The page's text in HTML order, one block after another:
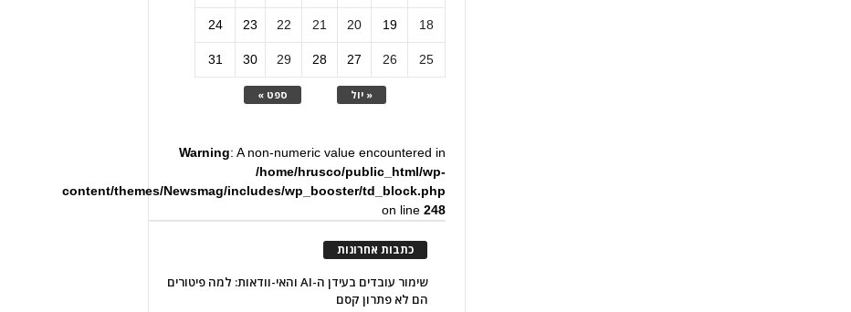
« יול ספט »
18
19
20
21
22
23
24
25
26
27
28
29
30
31
Warning: A non-numeric value encountered in
/home/hrusco/public_html/wp-
content/themes/Newsmag/includes/wp_booster/td_block.php
on line248
כתבות אחרונות
שימור עובדים בעידן ה-AI והאי-וודאות: למה פיטורים
הם לא פתרון קסם